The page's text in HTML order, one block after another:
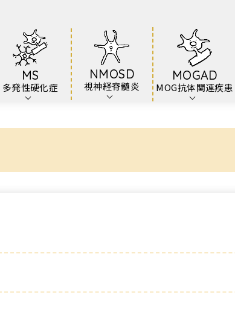
MS
多発性硬化症
NMOSD
視神経脊髄炎
MOGAD
MOG抗体関連疾患